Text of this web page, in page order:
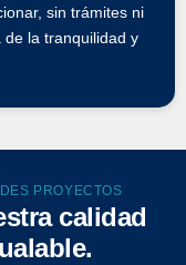
sin trámites ni
de la tranquilidad y
PROYECTOS
calidad